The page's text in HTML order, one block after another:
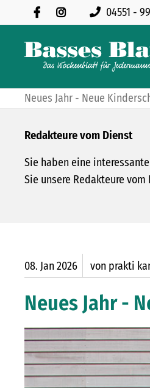
04551 -
Neues Jahr - Neue
Redakteure vom Dienst
Sie haben eine
Sie unsere Redakteure vom
08. Jan2026 von prakti
Neues Jahr -